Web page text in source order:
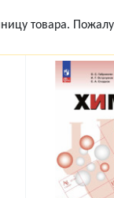
товара.